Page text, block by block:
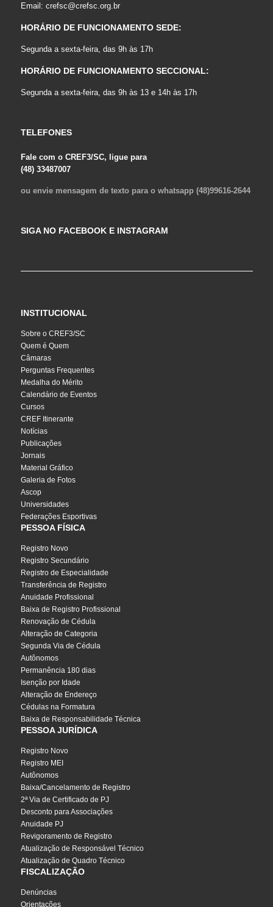
Email: crefsc@crefsc.org.br
HORÁRIO DE FUNCIONAMENTO SEDE:
Segunda a sexta-feira, das 9h às 17h
HORÁRIO DE FUNCIONAMENTO SECCIONAL:
Segunda a sexta-feira, das 9h às 13 e 14h às 17h
TELEFONES
Fale com o CREF3/SC, ligue para
(48) 33487007
ou envie mensagem de texto para o whatsapp (48)99616-2644
SIGA NO FACEBOOK E INSTAGRAM
INSTITUCIONAL
Sobre o CREF3/SC
Quem é Quem
Câmaras
Perguntas Frequentes
Medalha do Mérito
Calendário de Eventos
Cursos
CREF Itinerante
Notícias
Publicações
Jornais
Material Gráfico
Galeria de Fotos
Ascop
Universidades
Federações Esportivas
PESSOA FÍSICA
Registro Novo
Registro Secundário
Registro de Especialidade
Transferência de Registro
Anuidade Profissional
Baixa de Registro Profissional
Renovação de Cédula
Alteração de Categoria
Segunda Via de Cédula
Autônomos
Permanência 180 dias
Isenção por Idade
Alteração de Endereço
Cédulas na Formatura
Baixa de Responsabilidade Técnica
PESSOA JURÍDICA
Registro Novo
Registro MEI
Autônomos
Baixa/Cancelamento de Registro
2ª Via de Certificado de PJ
Desconto para Associações
Anuidade PJ
Revigoramento de Registro
Atualização de Responsável Técnico
Atualização de Quadro Técnico
FISCALIZAÇÃO
Denúncias
Orientações